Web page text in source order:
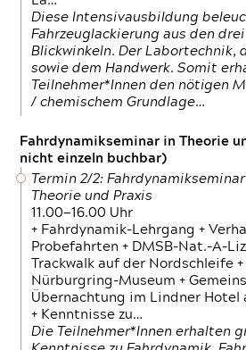
Diese Intensivausbildung
Fahrzeuglackierung aus den
Blickwinkeln. Der Labortechnik,
sowie dem Handwerk. Somit
Teilnehmer*Innen den nötigen
/ chemischem Grundlage…
Fahrdynamikseminar in Theorie
nicht einzeln buchbar)
Termin 2/2:
Theorie und Praxis
11.00—16.00 Uhr
+ Fahrdynamik-Lehrgang +
Probefahrten + DMSB-Nat.-A-
Trackwalk auf der Nordschleife +
Nürburgring-Museum +
Übernachtung im Lindner Hotel
+ Kenntnisse zu…
Die Teilnehmer*Innen erhalten